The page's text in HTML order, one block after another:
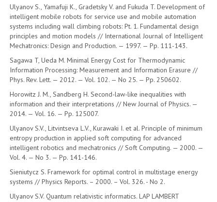
Ulyanov S., Yamafuji K., Gradetsky V. and Fukuda T. Development of
intelligent mobile robots for service use and mobile automation
systems including wall climbing robots: Pt. 1. Fundamental design
principles and motion models // International Journal of Intelligent
Mechatronics: Design and Production. — 1997. — Pp. 111-143.
Sagawa T, Ueda M. Minimal Energy Cost for Thermodynamic
Information Processing: Measurement and Information Erasure //
Phys. Rev. Lett. — 2012. — Vol. 102. — No 25. — Pp. 250602.
Horowitz J. M., Sandberg H. Second-law-like inequalities with
information and their interpretations // New Journal of Physics. —
2014. — Vol. 16. — Pp. 125007.
Ulyanov S.V., Litvintseva L.V., Kurawaki I. et al. Principle of minimum
entropy production in applied soft computing for advanced
intelligent robotics and mechatronics // Soft Computing. — 2000. —
Vol. 4. — No 3. — Pp. 141-146.
Sieniutycz S. Framework for optimal control in multistage energy
systems // Physics Reports. – 2000. – Vol. 326. - No 2.
Ulyanov S.V. Quantum relativistic informatics. LAP LAMBERT